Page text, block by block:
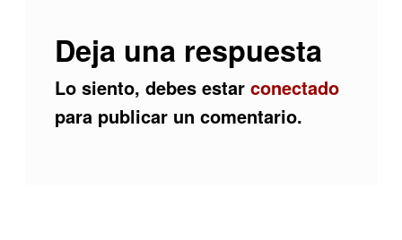
Deja una respuesta
Lo siento, debes estar conectado
para publicar un comentario.